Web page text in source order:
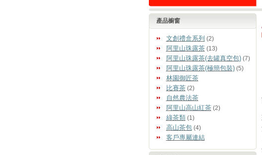
產品櫥窗
文創禮盒系列 (2)
阿里山珠露茶(13)
阿里山珠露茶(去罐真空包)(7)
阿里山珠露茶(極簡包裝)(5)
林園御匠茶
比賽茶(2)
自然農法茶
阿里山高山紅茶(2)
綠茶類 (1)
高山茶包(4)
客戶專屬連結